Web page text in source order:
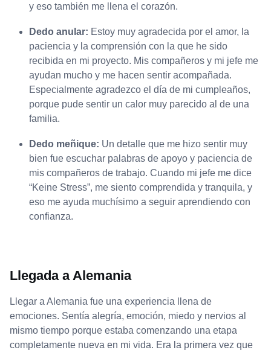
y eso también me llena el corazón.
Dedo anular: Estoy muy agradecida por el amor, la
paciencia y la comprensión con la que he sido
recibida en mi proyecto. Mis compañeros y mi jefe me
ayudan mucho y me hacen sentir acompañada.
Especialmente agradezco el día de mi cumpleaños,
porque pude sentir un calor muy parecido al de una
familia.
Dedo meñique: Un detalle que me hizo sentir muy
bien fue escuchar palabras de apoyo y paciencia de
mis compañeros de trabajo. Cuando mi jefe me dice
“Keine Stress”, me siento comprendida y tranquila, y
eso me ayuda muchísimo a seguir aprendiendo con
confianza.
Llegada a Alemania
Llegar a Alemania fue una experiencia llena de
emociones. Sentía alegría, emoción, miedo y nervios al
mismo tiempo porque estaba comenzando una etapa
completamente nueva en mi vida. Era la primera vez que